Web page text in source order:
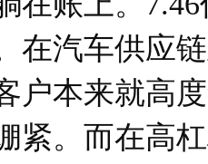
在汽车供应
户本来就高
紧。而在高